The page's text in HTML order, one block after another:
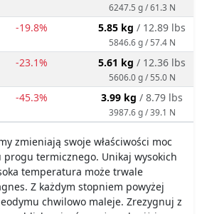
6247.5 g / 61.3 N
-19.8% 5.85 kg / 12.89 lbs
5846.6 g / 57.4 N
-23.1% 5.61 kg / 12.36 lbs
5606.0 g / 55.0 N
-45.3% 3.99 kg / 8.79 lbs
3987.6 g / 39.1 N
zmieniają swoje właściwości moc
progu termicznego. Unikaj wysokich
temperatura może trwale
Z każdym stopniem powyżej
chwilowo maleje. Zrezygnuj z